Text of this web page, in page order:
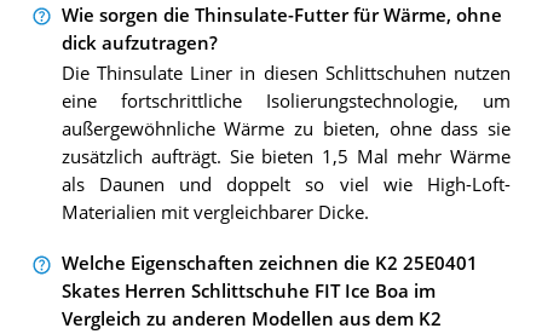
Wie sorgen die Thinsulate-Futter für Wärme, ohne
dick aufzutragen?
Die Thinsulate Liner in diesen Schlittschuhen nutzen
eine fortschrittliche Isolierungstechnologie, um
außergewöhnliche Wärme zu bieten, ohne dass sie
zusätzlich aufträgt. Sie bieten 1,5 Mal mehr Wärme
als Daunen und doppelt so viel wie High-Loft-
Materialien mit vergleichbarer Dicke.
Welche Eigenschaften zeichnen die K2 25E0401
Skates Herren Schlittschuhe FIT Ice Boa im
Vergleich zu anderen Modellen aus dem K2